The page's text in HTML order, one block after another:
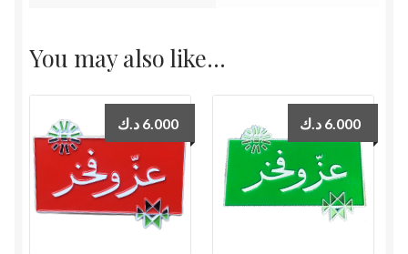
You may also like…
6.000 د.ك 6.000 د.ك